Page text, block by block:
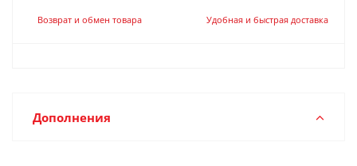
Возврат и обмен товара Удобная и быстрая доставка
Дополнения